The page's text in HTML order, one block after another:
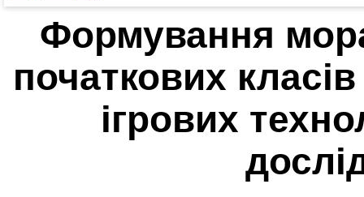
Формування
початкових
ігрових